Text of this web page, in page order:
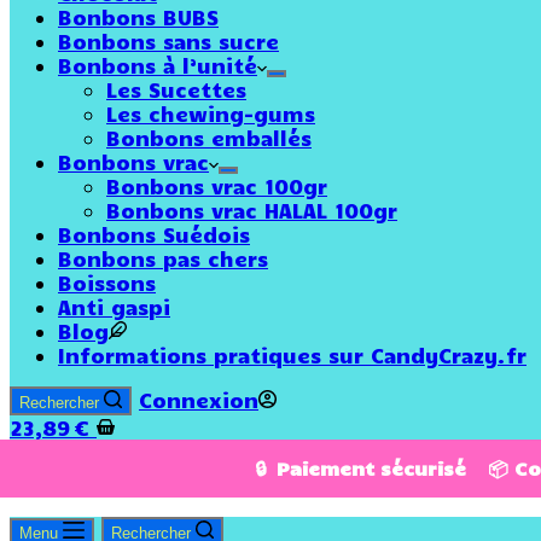
Bonbons BUBS
Bonbons sans sucre
Bonbons à l’unité
Les Sucettes
Les chewing-gums
Bonbons emballés
Bonbons vrac
Bonbons vrac 100gr
Bonbons vrac HALAL 100gr
Bonbons Suédois
Bonbons pas chers
Boissons
Anti gaspi
Blog
Informations pratiques sur CandyCrazy.fr
Rechercher
Connexion
23,89 €
🔒 Paiement sécurisé 📦
Menu Rechercher